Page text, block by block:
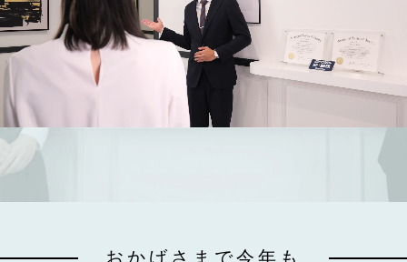
おかげさまで今年も